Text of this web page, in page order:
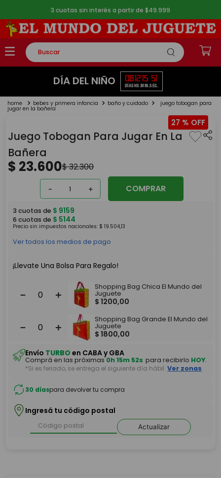
3 cuotas sin interés a partir de $49.999
Buscar
TÉRMINOS MÁS BUSCADOS
2.
lego
4.
monopatin
5. toy story
DÍA DEL NIÑO 08
DÍAS
12
HS.
15
MIN.
51
SEG.
bebes y primera infancia baño y cuidado juego tobogan para
jugar en la bañera
27 %
Juego Tobogan Para Jugar En La
Bañera
$ 23.600$32.300
＋
－ COMPRAR
3 cuotas de $ 9159
6 cuotas de $ 5144
Precio sin impuestos nacionales: $ 19.504,13
Ver todos los medios de pago
¡Llevate Una Bolsa Para Regalo!
＋
－
Shopping Bag Chica El Mundo del
Juguete
$ 1200,00
＋
－
Shopping Bag Grande El Mundo del
Juguete
$ 1800,00
Envío TURBO en CABA y GBA
Comprá en las próximas0h 15m 52s para recibirlo HOY.
*Si es feriado, se entrega el siguiente día hábil. Ver zonas
30 díaspara devolver tu compra
Ingresá tu código postal
Actualizar